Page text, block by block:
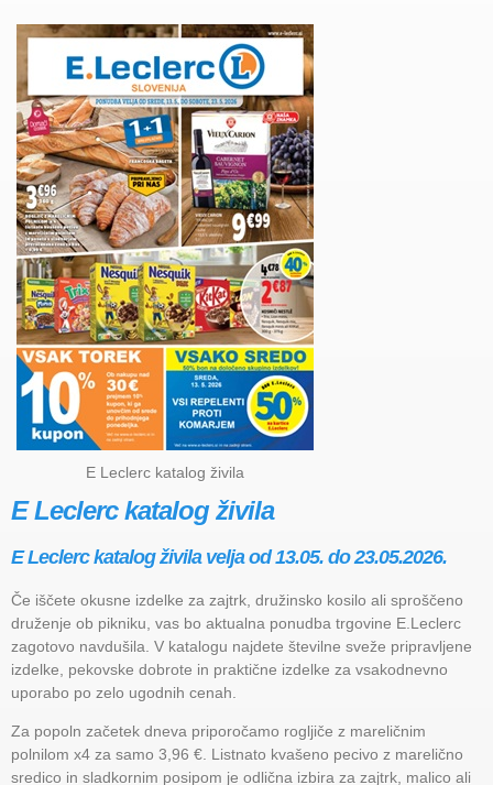
E Leclerc katalog živila
E Leclerc katalog živila
E Leclerc katalog živila velja od 13.05. do 23.05.2026.
Če iščete okusne izdelke za zajtrk, družinsko kosilo ali sproščeno
druženje ob pikniku, vas bo aktualna ponudba trgovine E.Leclerc
zagotovo navdušila. V katalogu najdete številne sveže pripravljene
izdelke, pekovske dobrote in praktične izdelke za vsakodnevno
uporabo po zelo ugodnih cenah.
Za popoln začetek dneva priporočamo rogljiče z mareličnim
polnilom x4 za samo 3,96 €. Listnato kvašeno pecivo z marelično
sredico in sladkornim posipom je odlična izbira za zajtrk, malico ali